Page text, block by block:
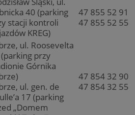
40 (parking
stacji kontroli
KREG)
47 855 52 91
47 855 52 55
ul. Roosevelta
przy
Górnika
ul. gen. de
17 (parking
„Domem
47 854 32 90
47 854 32 55